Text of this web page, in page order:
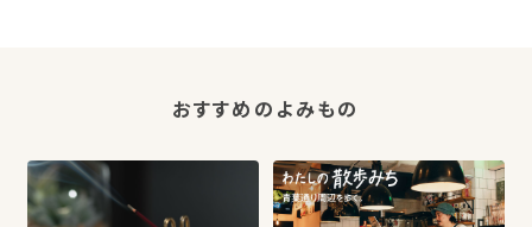
おすすめのよみもの